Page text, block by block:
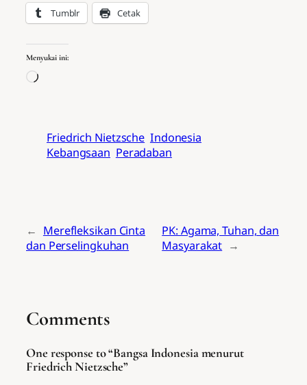
Tumblr Cetak
Menyukai ini:
Memuat…
Friedrich Nietzsche Indonesia
Kebangsaan Peradaban
← Merefleksikan Cinta
dan Perselingkuhan
PK: Agama, Tuhan, dan
Masyarakat →
Comments
One response to “Bangsa Indonesia menurut
Friedrich Nietzsche”